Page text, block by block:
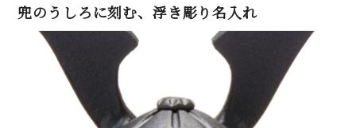
兜のうしろに刻む、浮き彫り名入れ